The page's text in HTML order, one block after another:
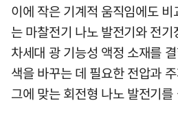
이에 작은 기계적 움직임에도
는 마찰전기 나노 발전기와 전
차세대 광 기능성 액정 소재를
색을 바꾸는 데 필요한 전압과
그에 맞는 회전형 나노 발전기를